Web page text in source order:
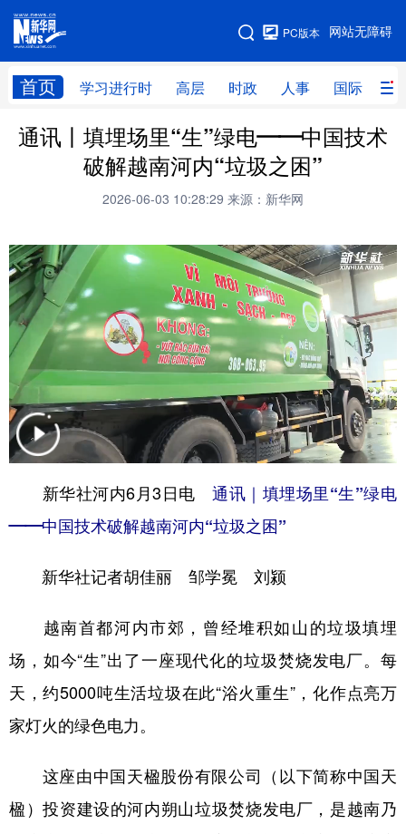
网站无障碍
PC版本
首页 学习进行时 高层 时政 人事 国际 财
网站地图
学习进行时 高层 时政 人事
财经 网评
科技 科创 量子 体育
文化 健康 军事
访谈 视频 图片 政务
中央文件 金融 汽车
食品 人居 信息化 数字经济
学术中国 乡村振兴 银龄 溯源中国
彩票 娱乐 时尚
地方频道
北京 天津 河北 山西
浙江 安徽 福建 江西
山东 河南 湖北 湖南
通讯丨填埋场里“生”绿电——中国技术
破解越南河内“垃圾之困”
2026-06-03 10:28:29 来源：新华网
新华社河内6月3日电通讯｜填埋场里“生”绿电
——中国技术破解越南河内“垃圾之困”
新华社记者胡佳丽 邹学冕 刘颍
越南首都河内市郊，曾经堆积如山的垃圾填埋
场，如今“生”出了一座现代化的垃圾焚烧发电厂。每
天，约5000吨生活垃圾在此“浴火重生”，化作点亮万
家灯火的绿色电力。
这座由中国天楹股份有限公司（以下简称中国天
楹）投资建设的河内朔山垃圾焚烧发电厂，是越南乃